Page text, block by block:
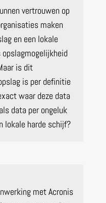
vertrouwen op
maken
en een lokale
is dit
is per definitie
waar deze data
data per ongeluk
lokale harde schijf?
met Acronis